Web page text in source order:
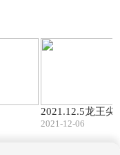
2021.12.5龙王尖
2021-12-06